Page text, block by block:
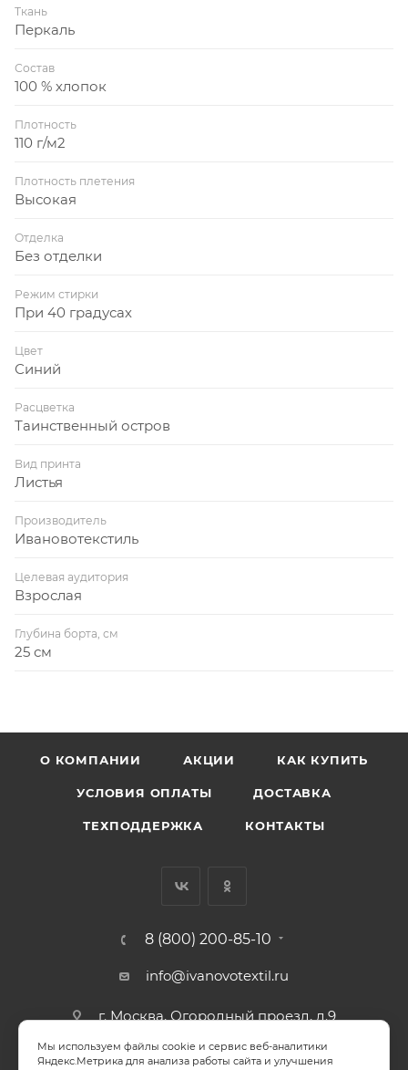
Ткань
Перкаль
Состав
100 % хлопок
Плотность
110 г/м2
Плотность плетения
Высокая
Отделка
Без отделки
Режим стирки
При 40 градусах
Цвет
Синий
Расцветка
Таинственный остров
Вид принта
Листья
Производитель
Ивановотекстиль
Целевая аудитория
Взрослая
Глубина борта, см
25 см
О КОМПАНИИ АКЦИИ КАК КУПИТЬ
УСЛОВИЯ ОПЛАТЫ ДОСТАВКА
ТЕХПОДДЕРЖКА КОНТАКТЫ
8 (800) 200-85-10
info@ivanovotextil.ru
г. Москва, Огородный проезд, д.9
СОГЛАСИЕ НА ОБРАБОТКУ ПЕРСОНАЛЬНЫХ ДАННЫХ
Мы используем файлы cookie и сервис веб-аналитики
Яндекс.Метрика для анализа работы сайта и улучшения